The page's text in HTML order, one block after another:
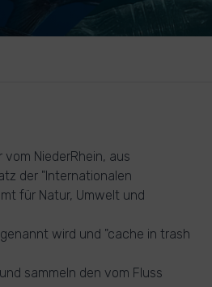
NiederRhein, aus
der "Internationalen
für Natur, Umwelt und
wird und "cache in trash
sammeln den vom Fluss